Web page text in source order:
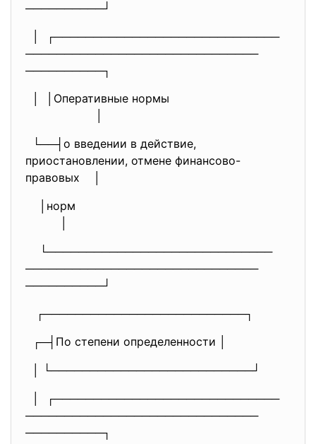
──────────┘
│ ┌─────────────────────────────
──────────────────────────────
──────────┐
│ │Оперативные нормы
└──┤о введении в действие,
приостановлении, отмене финансово-
правовых │
│норм
└─────────────────────────────
──────────────────────────────
──────────┘
┌──────────────────────────┐
┌─┤По степени определенности │
│ └──────────────────────────┘
│ ┌─────────────────────────────
──────────────────────────────
──────────┐